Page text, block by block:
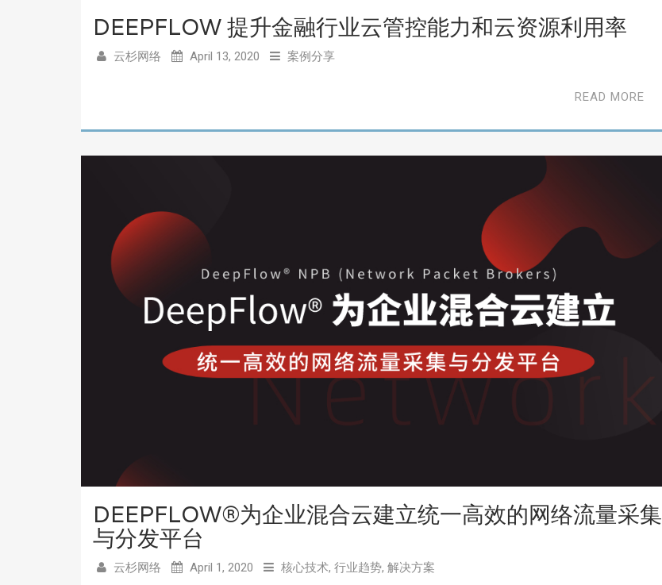
DEEPFLOW 提升金融行业云管控能力和云资源利用率
云杉网络 April 13, 2020 案例分享
READ MORE
DEEPFLOW®为企业混合云建立统一高效的网络流量采集
与分发平台
云杉网络 April 1, 2020 核心技术, 行业趋势, 解决方案